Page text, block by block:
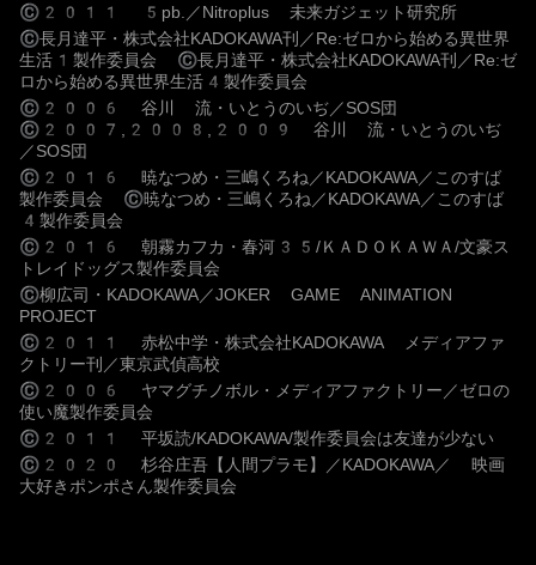
© 2011 5pb.／Nitroplus 未来ガジェット研究所
©長月達平・株式会社KADOKAWA刊／Re:ゼロから始める異世界
生活1製作委員会 ©長月達平・株式会社KADOKAWA刊／Re:ゼ
ロから始める異世界生活4製作委員会
© 2006 谷川 流・いとうのいぢ／SOS団
©2007,2008,2009 谷川 流・いとうのいぢ
／SOS団
© 2016 暁なつめ・三嶋くろね／KADOKAWA／このすば
製作委員会 ©暁なつめ・三嶋くろね／KADOKAWA／このすば
4製作委員会
© 2016 朝霧カフカ・春河35/ＫＡＤＯＫＡＷＡ/文豪ス
トレイドッグス製作委員会
©柳広司・KADOKAWA／JOKER GAME ANIMATION
PROJECT
© 2011 赤松中学・株式会社KADOKAWA メディアファ
クトリー刊／東京武偵高校
© 2006 ヤマグチノボル・メディアファクトリー／ゼロの
使い魔製作委員会
© 2011 平坂読/KADOKAWA/製作委員会は友達が少ない
© 2020 杉谷庄吾【人間プラモ】／KADOKAWA／ 映画
大好きポンポさん製作委員会